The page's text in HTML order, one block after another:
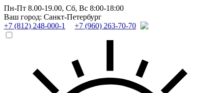
Пн-Пт 8.00-19.00, Сб, Вс 8:00-18:00
Ваш город: Санкт-Петербург
+7 (812) 248-000-1
+7 (960) 263-70-70